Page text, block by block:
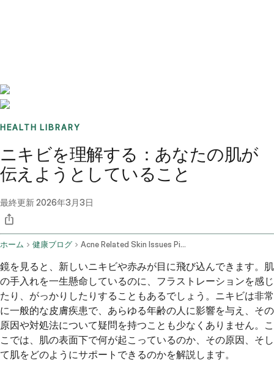
HEALTH LIBRARY
ニキビを理解する：あなたの肌が
伝えようとしていること
最終更新2026年3月3日
ホーム 健康ブログ Acne Related Skin Issues Pimples Redness And Infections
鏡を見ると、新しいニキビや赤みが目に飛び込んできます。肌
の手入れを一生懸命しているのに、フラストレーションを感じ
たり、がっかりしたりすることもあるでしょう。ニキビは非常
に一般的な皮膚疾患で、あらゆる年齢の人に影響を与え、その
原因や対処法について疑問を持つことも少なくありません。こ
こでは、肌の表面下で何が起こっているのか、その原因、そし
て肌をどのようにサポートできるのかを解説します。